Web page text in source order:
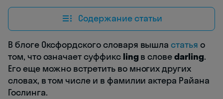
Содержание статьи
В блоге Оксфордского словаря вышластатья о
том, что означает суффикс ling в словеdarling.
Его еще можно встретить во многих других
словах, в том числе и в фамилии актера Райана
Гослинга.